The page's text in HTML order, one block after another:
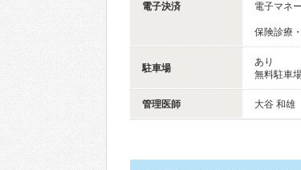
電子決済
電子マネ
保険診療
駐車場
あり
無料駐車
管理医師 大谷 和雄